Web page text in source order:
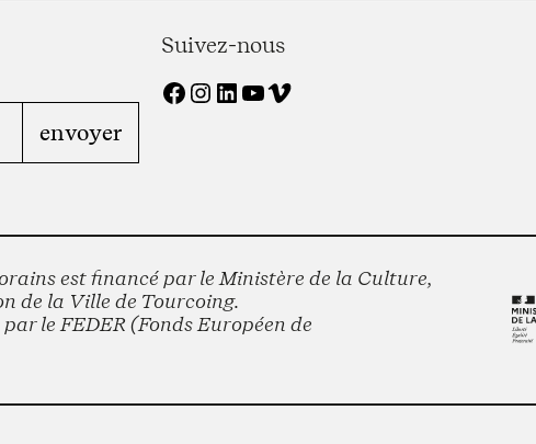
Suivez-nous
Facebook Instagram LinkedIn YouTube Vimeo
est financé par le Ministère de la Culture,
de la Ville de Tourcoing.
le FEDER (Fonds Européen de